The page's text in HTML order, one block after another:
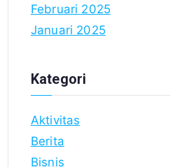
Februari 2025
Januari 2025
Kategori
Aktivitas
Berita
Bisnis